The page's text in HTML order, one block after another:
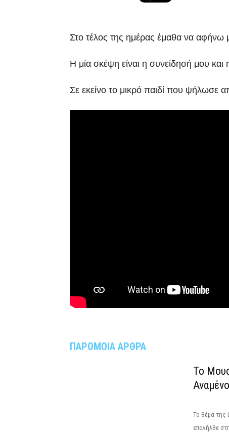
Στο τέλος της ημέρας έμαθα να αφήνω
Η μία σκέψη είναι η συνείδησή μου
Σε εκείνο το μικρό παιδί που
ΠΑΡΟΜΟΙΑ ΑΡΘΡΑ
Το
Το θέμα της
επανήλθε